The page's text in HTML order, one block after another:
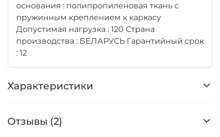
основания : полипропиленовая ткань с
пружинным креплением к каркасу
Допустимая нагрузка : 120 Страна
производства : БЕЛАРУСЬ Гарантийный срок
: 12
Характеристики
Отзывы (2)